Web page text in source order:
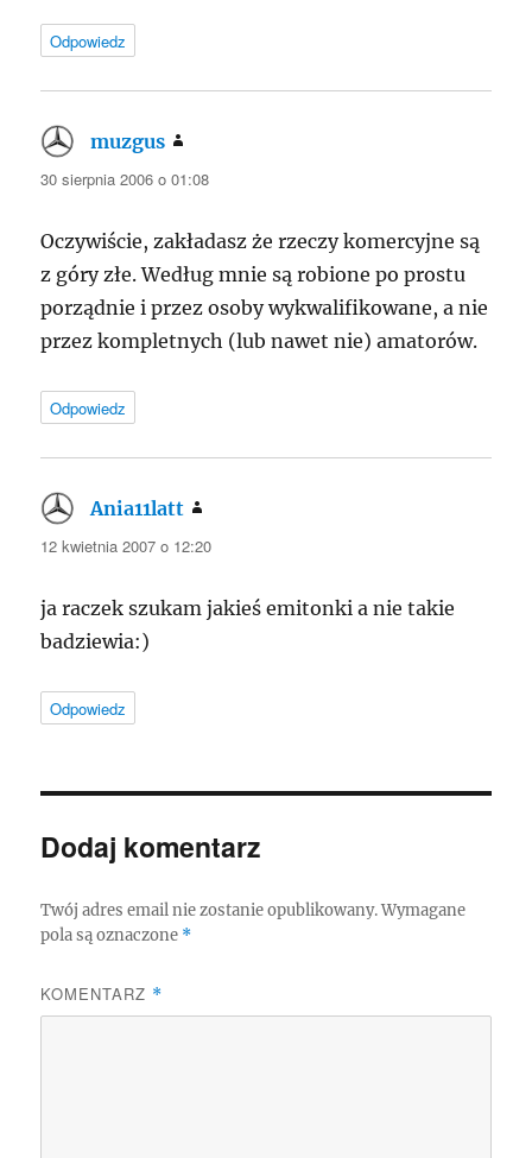
Odpowiedz
muzgus
30 sierpnia 2006 o 01:08
Oczywiście, zakładasz że rzeczy komercyjne są
z góry złe. Według mnie są robione po prostu
porządnie i przez osoby wykwalifikowane, a nie
przez kompletnych (lub nawet nie) amatorów.
Odpowiedz
Ania11latt
12 kwietnia 2007 o 12:20
ja raczek szukam jakieś emitonki a nie takie
badziewia:)
Odpowiedz
Dodaj komentarz
Twój adres email nie zostanie opublikowany. Wymagane
pola są oznaczone *
KOMENTARZ *